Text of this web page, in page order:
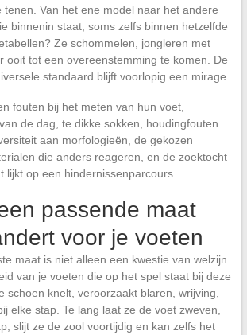
tenen. Van het ene model naar het andere
binnenin staat, soms zelfs binnen hetzelfde
Ze schommelen, jongleren met
ooit tot een overeenstemming te komen. De
standaard blijft voorlopig een mirage.
fouten bij het meten van hun voet,
de dag, te dikke sokken, houdingfouten.
aan morfologieën, de gekozen
die anders reageren, en de zoektocht
lijkt op een hindernissenparcours.
passende maat
voor je voeten
maat is niet alleen een kwestie van welzijn.
van je voeten die op het spel staat bij deze
schoen knelt, veroorzaakt blaren, wrijving,
elke stap. Te lang laat ze de voet zweven,
slijt ze de zool voortijdig en kan zelfs het